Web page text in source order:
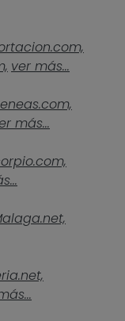
ver más...
más...